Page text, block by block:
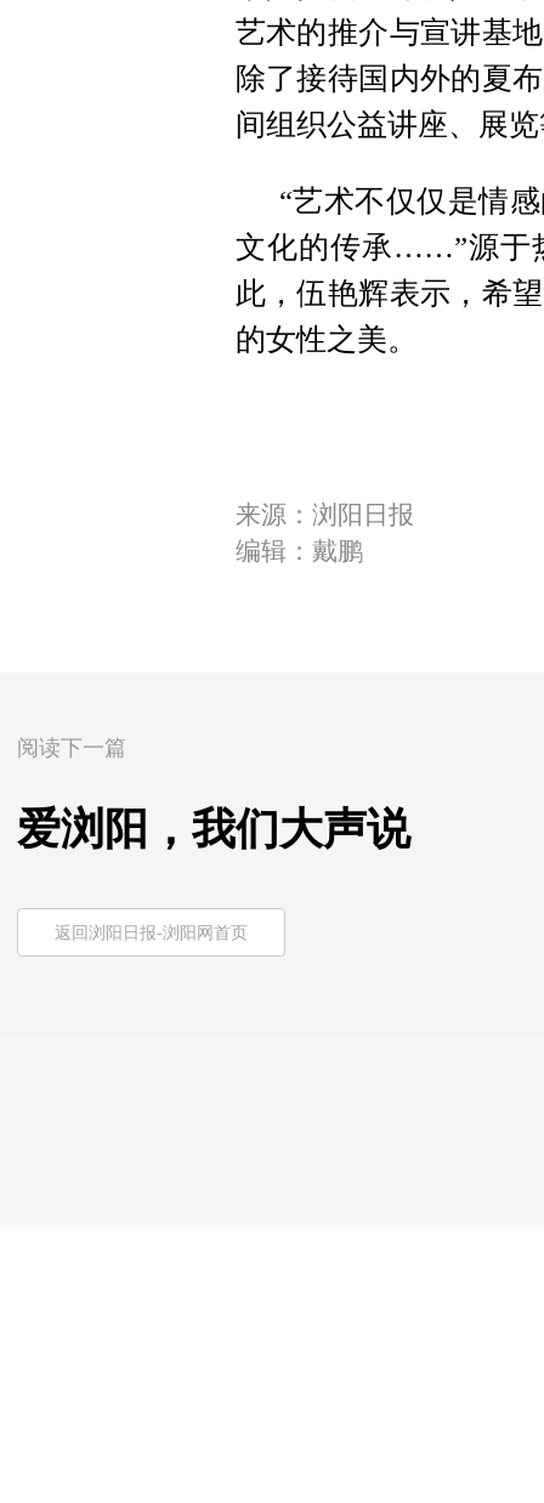
艺术的推介与宣讲基
除了接待国内外的夏
间组织公益讲座、展
“艺术不仅仅是情
文化的传承……”源于
此，伍艳辉表示，希
的女性之美。
来源：浏阳日报
编辑：戴鹏
阅读下一篇
爱浏阳，我们大声说
返回浏阳日报-浏阳网首页